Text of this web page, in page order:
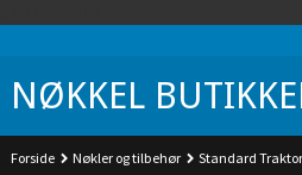
NØKKEL
Forside Nøkler og tilbehør Standard